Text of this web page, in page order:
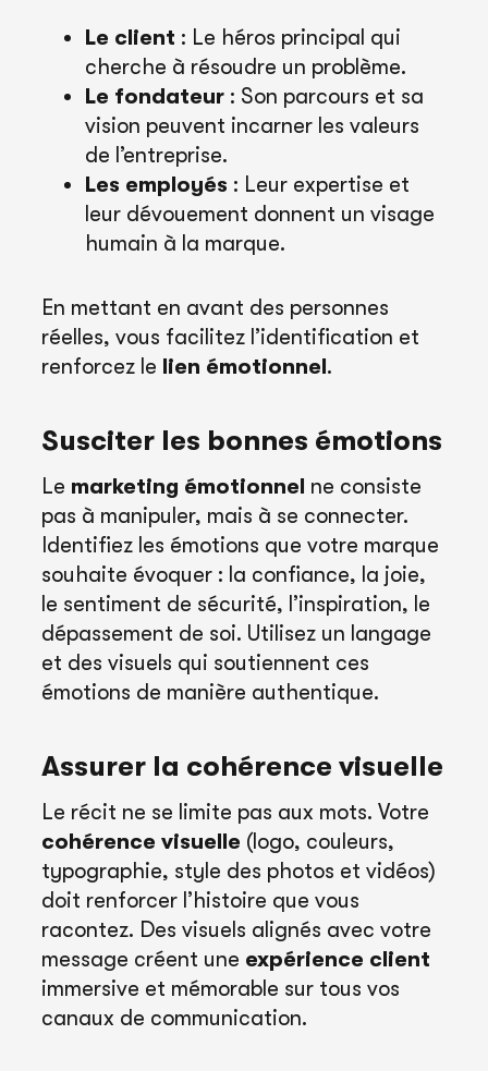
Le client : Le héros principal qui
cherche à résoudre un problème.
Le fondateur : Son parcours et sa
vision peuvent incarner les valeurs
de l’entreprise.
Les employés : Leur expertise et
leur dévouement donnent un visage
humain à la marque.
En mettant en avant des personnes
réelles, vous facilitez l’identification et
renforcez le lien émotionnel.
Susciter les bonnes émotions
Le marketing émotionnel ne consiste
pas à manipuler, mais à se connecter.
Identifiez les émotions que votre marque
souhaite évoquer : la confiance, la joie,
le sentiment de sécurité, l’inspiration, le
dépassement de soi. Utilisez un langage
et des visuels qui soutiennent ces
émotions de manière authentique.
Assurer la cohérence visuelle
Le récit ne se limite pas aux mots. Votre
cohérence visuelle (logo, couleurs,
typographie, style des photos et vidéos)
doit renforcer l’histoire que vous
racontez. Des visuels alignés avec votre
message créent une expérience client
immersive et mémorable sur tous vos
canaux de communication.